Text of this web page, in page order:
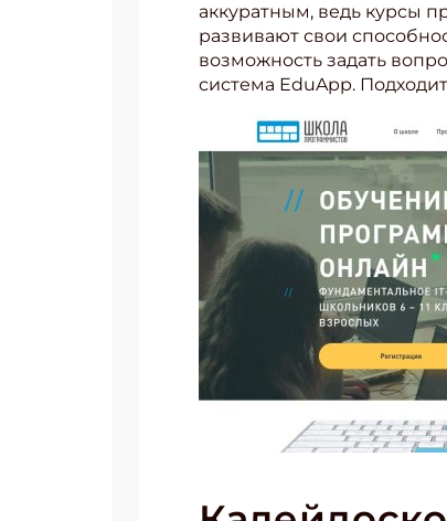
аккуратным, ведь курсы
развивают свои
возможность задать
система EduApp. Подходит